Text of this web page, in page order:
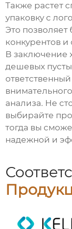
Также растет
упаковку с
Это
конкурентов и
В заключение
дешевых
анализа. Не
выбирайте
тогда вы
надежной и